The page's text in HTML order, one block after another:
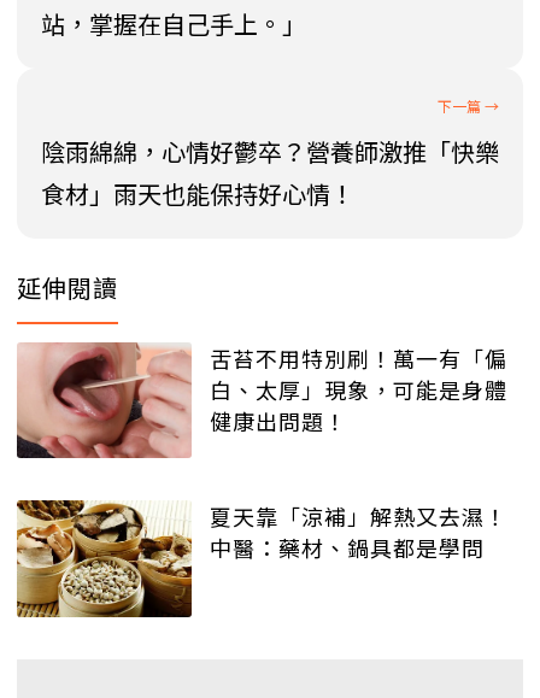
站，掌握在自己手上。」
陰雨綿綿，心情好鬱卒？營養師激推「快樂
食材」雨天也能保持好心情！
延伸閱讀
舌苔不用特別刷！萬一有「偏
白、太厚」現象，可能是身體
健康出問題！
夏天靠「涼補」解熱又去濕！
中醫：藥材、鍋具都是學問